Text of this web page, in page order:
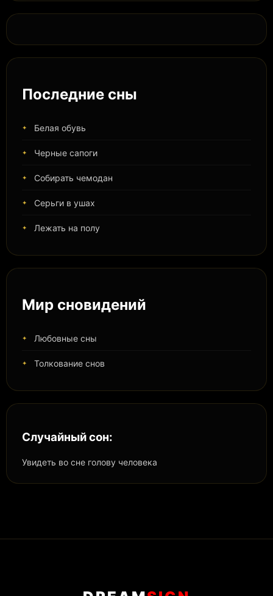
Последние сны
Белая обувь
Черные сапоги
Собирать чемодан
Серьги в ушах
Лежать на полу
Мир сновидений
Любовные сны
Толкование снов
Случайный сон:
Увидеть во сне голову человека